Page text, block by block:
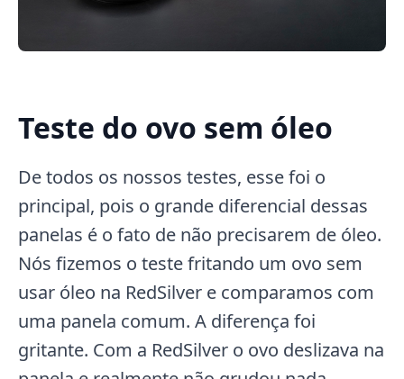
Teste do ovo sem óleo
De todos os nossos testes, esse foi o
principal, pois o grande diferencial dessas
panelas é o fato de não precisarem de óleo.
Nós fizemos o teste fritando um ovo sem
usar óleo na RedSilver e comparamos com
uma panela comum. A diferença foi
gritante. Com a RedSilver o ovo deslizava na